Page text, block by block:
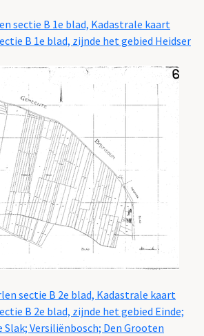
sectie B 1e blad, Kadastrale kaart
B 1e blad, zijnde het gebied Heidser
sectie B 2e blad, Kadastrale kaart
B 2e blad, zijnde het gebied Einde;
Slak; Versiliënbosch; Den Grooten